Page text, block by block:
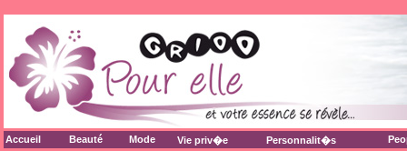
Accueil Beauté Mode Vie priv�e Personnalit�s